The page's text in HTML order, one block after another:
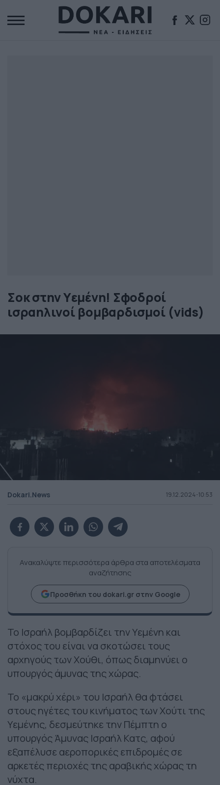
Σοκ στην Υεμένη! Σφοδροί
ισραηλινοί βομβαρδισμοί (vids)
Dokari.News 19.12.2024-10:53
Ανακαλύψτε περισσότερα άρθρα στα αποτελέσματα
αναζήτησης
Προσθήκη του dokari.gr στην Google
Το Ισραήλ βομβαρδίζει την Υεμένη και
στόχος του είναι να σκοτώσει τους
αρχηγούς των Χούθι, όπως διαμηνύει ο
υπουργός άμυνας της χώρας.
Το «μακρύ χέρι» του Ισραήλ θα φτάσει
στους ηγέτες του κινήματος των Χούτι της
Υεμένης, δεσμεύτηκε την Πέμπτη ο
υπουργός Άμυνας Ισραήλ Κατς, αφού
εξαπέλυσε αεροπορικές επιδρομές σε
αρκετές περιοχές της αραβικής χώρας τη
νύχτα.